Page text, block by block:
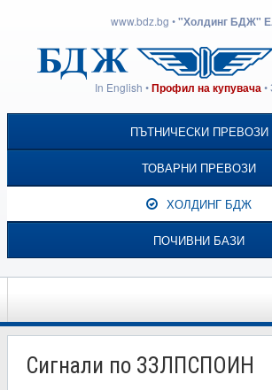
www.bdz.bg •"Холдинг БДЖ"
In English •Профил на купувача •
ПЪТНИЧЕСКИ ПРЕВОЗИ
ТОВАРНИ ПРЕВОЗИ
ХОЛДИНГ БДЖ
ПОЧИВНИ БАЗИ
Сигнали по ЗЗЛПСПОИН